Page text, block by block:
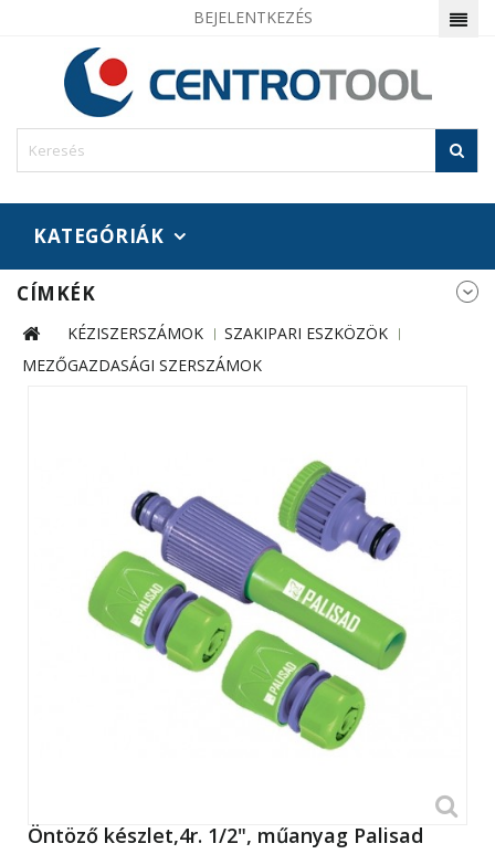
BEJELENTKEZÉS
KATEGÓRIÁK
CÍMKÉK
KÉZISZERSZÁMOK
SZAKIPARI ESZKÖZÖK
MEZŐGAZDASÁGI SZERSZÁMOK
Öntöző készlet,4r. 1/2", műanyag Palisad